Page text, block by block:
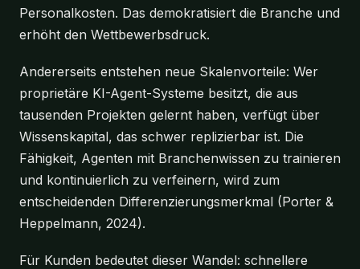
Personalkosten. Das demokratisiert die Branche und
erhöht den Wettbewerbsdruck.
Andererseits entstehen neue Skalenvorteile: Wer
proprietäre KI-Agent-Systeme besitzt, die aus
tausenden Projekten gelernt haben, verfügt über
Wissenskapital, das schwer replizierbar ist. Die
Fähigkeit, Agenten mit Branchenwissen zu trainieren
und kontinuierlich zu verfeinern, wird zum
entscheidenden Differenzierungsmerkmal (Porter &
Heppelmann, 2024).
Für Kunden bedeutet dieser Wandel: schnellere